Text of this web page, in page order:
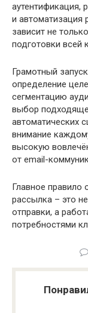
аутентификация,
и автоматизация
зависит не
подготовки всей
Грамотный
определение
сегментацию
выбор
автоматических
внимание
высокую
от email-
Главное правило
рассылка – это
отправки, а
потребностями